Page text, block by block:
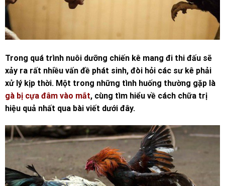
Trong quá trình nuôi dưỡng chiến kê mang đi thi đấu sẽ
xảy ra rất nhiều vấn đề phát sinh, đòi hỏi các sư kê phải
xử lý kịp thời. Một trong những tình huống thường gặp là
gà bị cựa đâm vào mắt, cùng tìm hiểu về cách chữa trị
hiệu quả nhất qua bài viết dưới đây.